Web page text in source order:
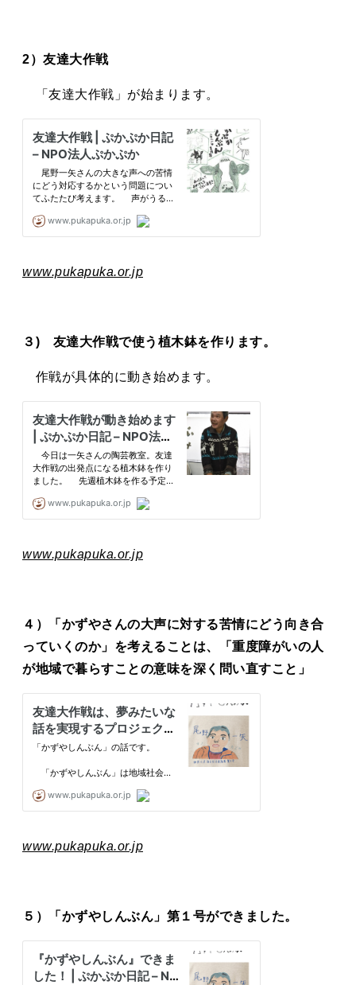
2）友達大作戦
「友達大作戦」が始まります。
www.pukapuka.or.jp
３) 友達大作戦で使う植木鉢を作ります。
作戦が具体的に動き始めます。
www.pukapuka.or.jp
４）「かずやさんの大声に対する苦情にどう向き合
っていくのか」を考えることは、「重度障がいの人
が地域で暮らすことの意味を深く問い直すこと」
www.pukapuka.or.jp
５）「かずやしんぶん」第１号ができました。